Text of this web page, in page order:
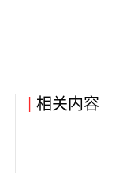
| 相关内容